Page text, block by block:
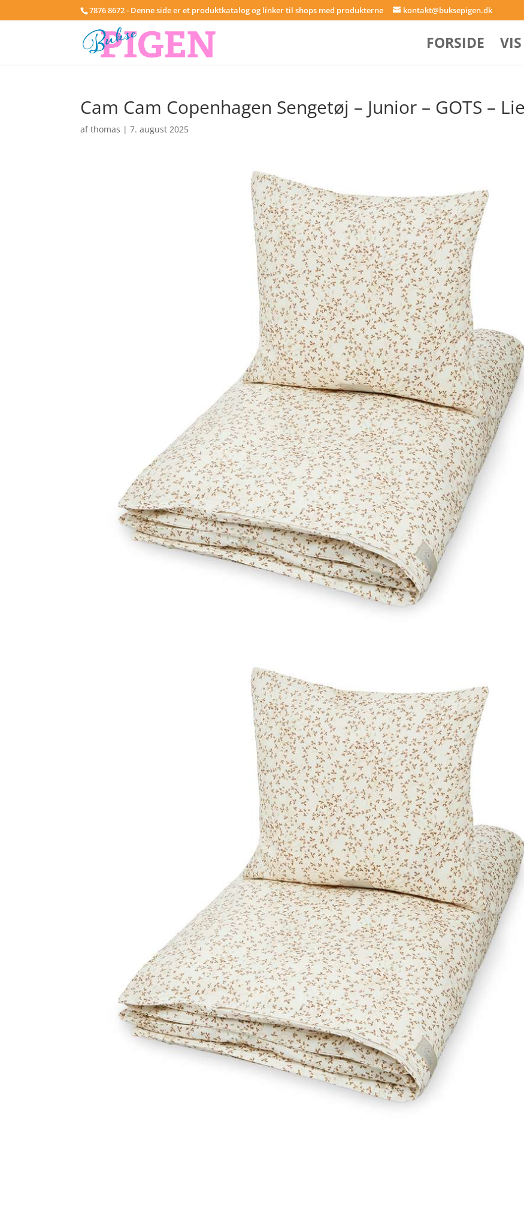
7876 8672 - Denne side er et produktkatalog og linker til shops med produkterne kontakt@buksepigen.dk
FORSIDE
Cam Cam Copenhagen Sengetøj – Junior – GOTS –
afthomas |7. august 2025